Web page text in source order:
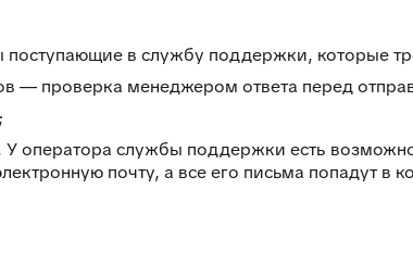
поступающие в службу поддержки, которые
— проверка менеджером ответа перед
У оператора службы поддержки есть
почту, а все его письма попадут в